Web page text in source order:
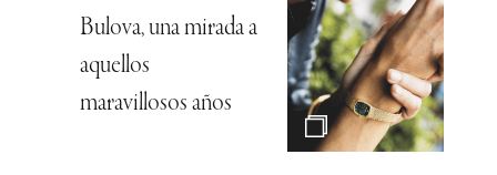
Bulova, una mirada a
aquellos
maravillosos años